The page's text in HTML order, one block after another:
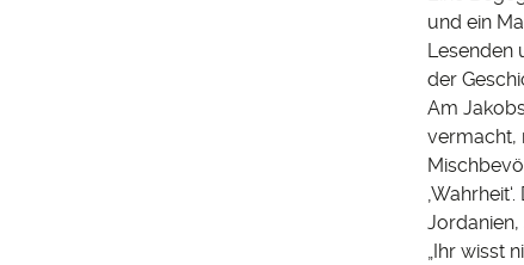
und ein
Lesenden
der
Am
vermacht,
Jordanien,
„Ihr wisst